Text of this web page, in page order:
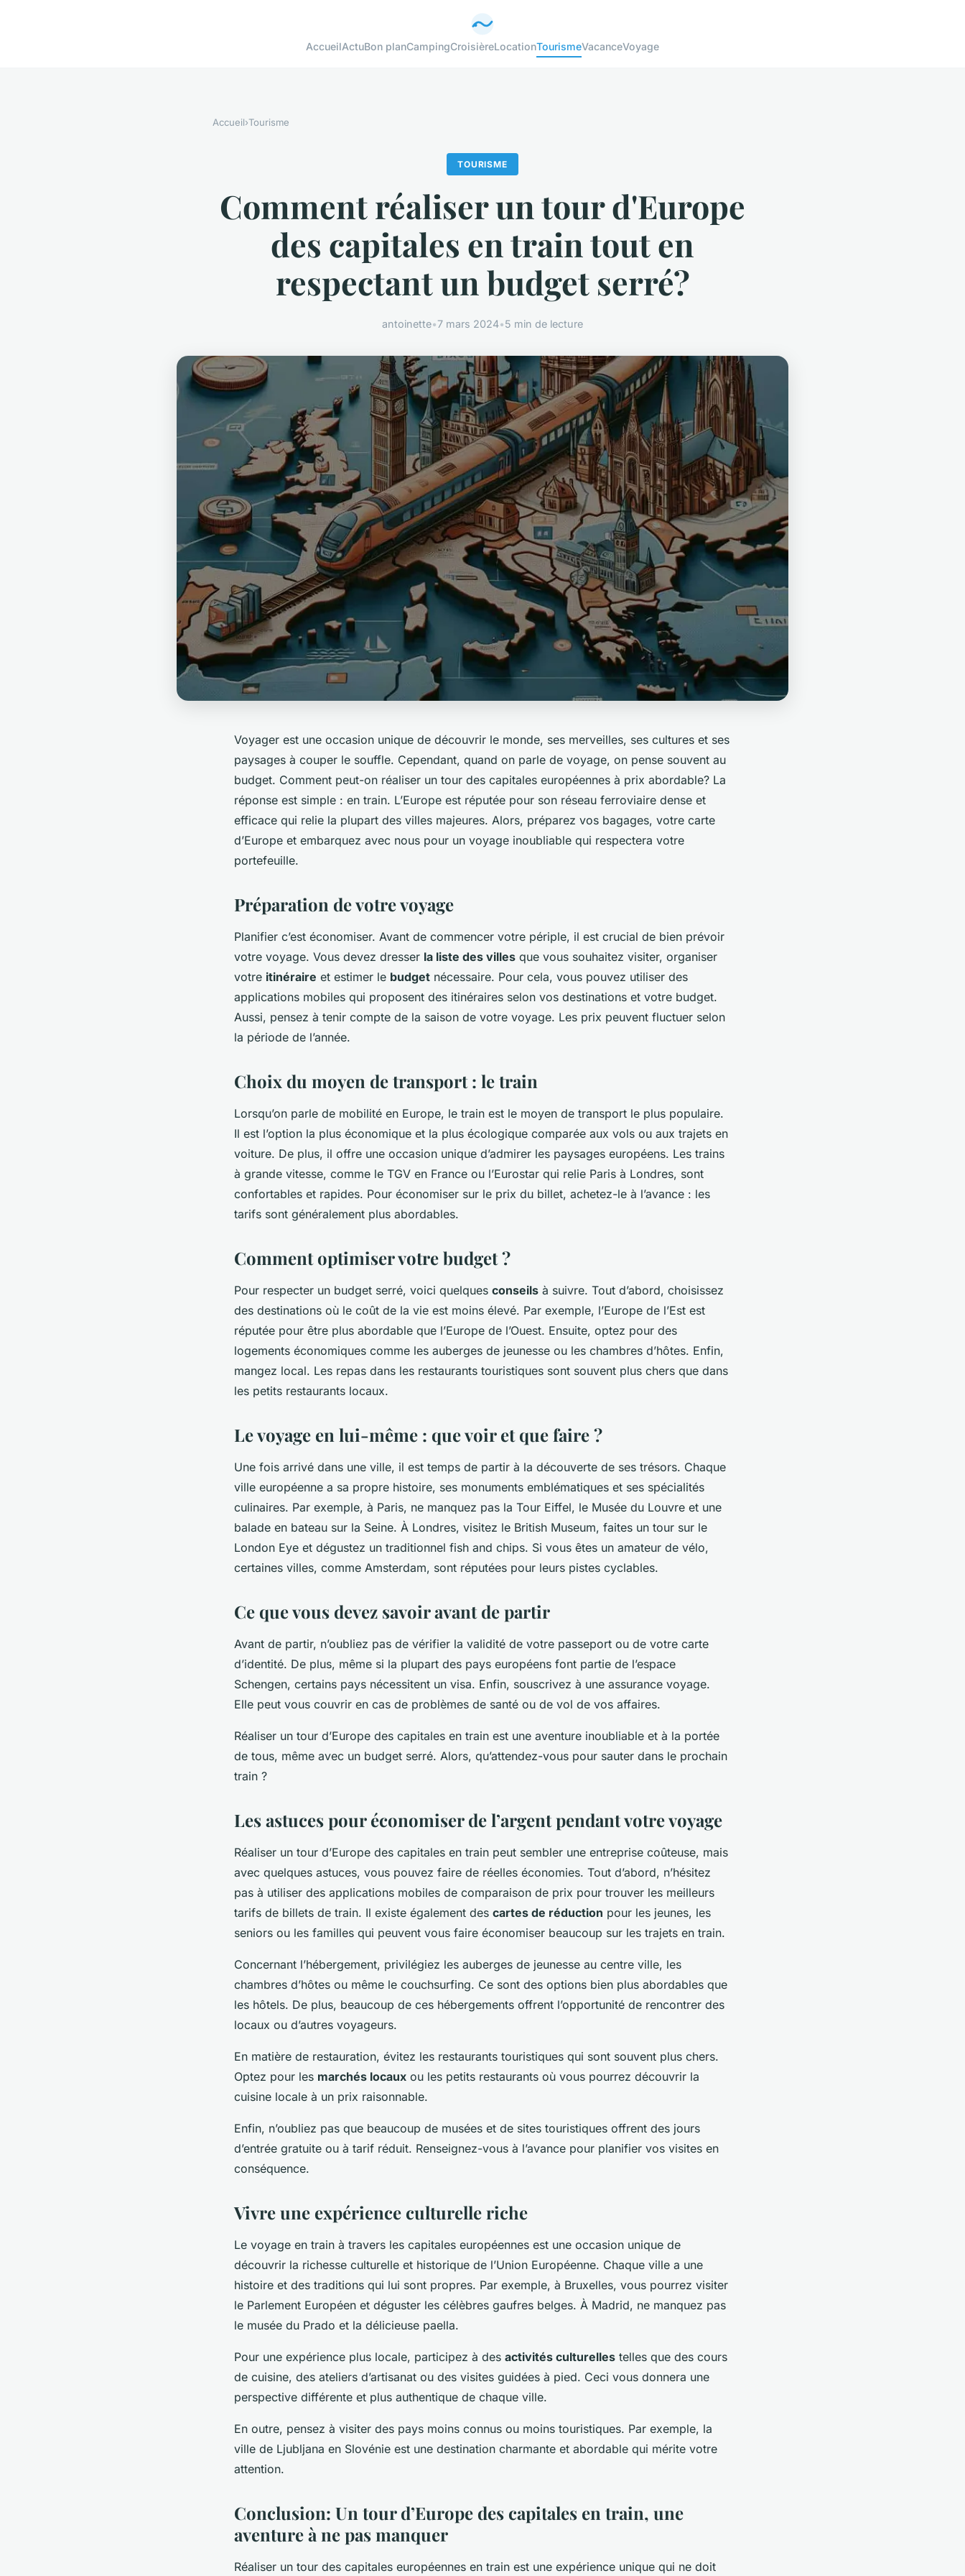
AccueilActuBon planCampingCroisièreLocationTourismeVacanceVoyage
Accueil›Tourisme
TOURISME
Comment réaliser un tour d'Europe
des capitales en train tout en
respectant un budget serré?
antoinette•7 mars 2024•5 min de lecture
Voyager est une occasion unique de découvrir le monde, ses merveilles, ses cultures et ses
paysages à couper le souffle. Cependant, quand on parle de voyage, on pense souvent au
budget. Comment peut-on réaliser un tour des capitales européennes à prix abordable? La
réponse est simple : en train. L’Europe est réputée pour son réseau ferroviaire dense et
efficace qui relie la plupart des villes majeures. Alors, préparez vos bagages, votre carte
d’Europe et embarquez avec nous pour un voyage inoubliable qui respectera votre
portefeuille.
Préparation de votre voyage
Planifier c’est économiser. Avant de commencer votre périple, il est crucial de bien prévoir
votre voyage. Vous devez dresser la liste des villes que vous souhaitez visiter, organiser
votre itinéraire et estimer le budget nécessaire. Pour cela, vous pouvez utiliser des
applications mobiles qui proposent des itinéraires selon vos destinations et votre budget.
Aussi, pensez à tenir compte de la saison de votre voyage. Les prix peuvent fluctuer selon
la période de l’année.
Choix du moyen de transport : le train
Lorsqu’on parle de mobilité en Europe, le train est le moyen de transport le plus populaire.
Il est l’option la plus économique et la plus écologique comparée aux vols ou aux trajets en
voiture. De plus, il offre une occasion unique d’admirer les paysages européens. Les trains
à grande vitesse, comme le TGV en France ou l’Eurostar qui relie Paris à Londres, sont
confortables et rapides. Pour économiser sur le prix du billet, achetez-le à l’avance : les
tarifs sont généralement plus abordables.
Comment optimiser votre budget ?
Pour respecter un budget serré, voici quelques conseils à suivre. Tout d’abord, choisissez
des destinations où le coût de la vie est moins élevé. Par exemple, l’Europe de l’Est est
réputée pour être plus abordable que l’Europe de l’Ouest. Ensuite, optez pour des
logements économiques comme les auberges de jeunesse ou les chambres d’hôtes. Enfin,
mangez local. Les repas dans les restaurants touristiques sont souvent plus chers que dans
les petits restaurants locaux.
Le voyage en lui-même : que voir et que faire ?
Une fois arrivé dans une ville, il est temps de partir à la découverte de ses trésors. Chaque
ville européenne a sa propre histoire, ses monuments emblématiques et ses spécialités
culinaires. Par exemple, à Paris, ne manquez pas la Tour Eiffel, le Musée du Louvre et une
balade en bateau sur la Seine. À Londres, visitez le British Museum, faites un tour sur le
London Eye et dégustez un traditionnel fish and chips. Si vous êtes un amateur de vélo,
certaines villes, comme Amsterdam, sont réputées pour leurs pistes cyclables.
Ce que vous devez savoir avant de partir
Avant de partir, n’oubliez pas de vérifier la validité de votre passeport ou de votre carte
d’identité. De plus, même si la plupart des pays européens font partie de l’espace
Schengen, certains pays nécessitent un visa. Enfin, souscrivez à une assurance voyage.
Elle peut vous couvrir en cas de problèmes de santé ou de vol de vos affaires.
Réaliser un tour d’Europe des capitales en train est une aventure inoubliable et à la portée
de tous, même avec un budget serré. Alors, qu’attendez-vous pour sauter dans le prochain
train ?
Les astuces pour économiser de l’argent pendant votre voyage
Réaliser un tour d’Europe des capitales en train peut sembler une entreprise coûteuse, mais
avec quelques astuces, vous pouvez faire de réelles économies. Tout d’abord, n’hésitez
pas à utiliser des applications mobiles de comparaison de prix pour trouver les meilleurs
tarifs de billets de train. Il existe également des cartes de réduction pour les jeunes, les
seniors ou les familles qui peuvent vous faire économiser beaucoup sur les trajets en train.
Concernant l’hébergement, privilégiez les auberges de jeunesse au centre ville, les
chambres d’hôtes ou même le couchsurfing. Ce sont des options bien plus abordables que
les hôtels. De plus, beaucoup de ces hébergements offrent l’opportunité de rencontrer des
locaux ou d’autres voyageurs.
En matière de restauration, évitez les restaurants touristiques qui sont souvent plus chers.
Optez pour les marchés locaux ou les petits restaurants où vous pourrez découvrir la
cuisine locale à un prix raisonnable.
Enfin, n’oubliez pas que beaucoup de musées et de sites touristiques offrent des jours
d’entrée gratuite ou à tarif réduit. Renseignez-vous à l’avance pour planifier vos visites en
conséquence.
Vivre une expérience culturelle riche
Le voyage en train à travers les capitales européennes est une occasion unique de
découvrir la richesse culturelle et historique de l’Union Européenne. Chaque ville a une
histoire et des traditions qui lui sont propres. Par exemple, à Bruxelles, vous pourrez visiter
le Parlement Européen et déguster les célèbres gaufres belges. À Madrid, ne manquez pas
le musée du Prado et la délicieuse paella.
Pour une expérience plus locale, participez à des activités culturelles telles que des cours
de cuisine, des ateliers d’artisanat ou des visites guidées à pied. Ceci vous donnera une
perspective différente et plus authentique de chaque ville.
En outre, pensez à visiter des pays moins connus ou moins touristiques. Par exemple, la
ville de Ljubljana en Slovénie est une destination charmante et abordable qui mérite votre
attention.
Conclusion: Un tour d’Europe des capitales en train, une
aventure à ne pas manquer
Réaliser un tour des capitales européennes en train est une expérience unique qui ne doit